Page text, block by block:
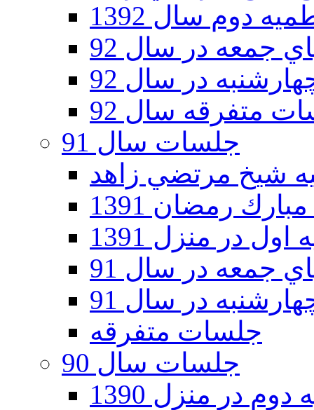
دوم سال 1392
جمعه در سال 92
در سال 92
متفرقه سال 92
جلسات سال 91
رمضان 1391
در منزل 1391
جمعه در سال 91
در سال 91
جلسات متفرقه
جلسات سال 90
در منزل 1390